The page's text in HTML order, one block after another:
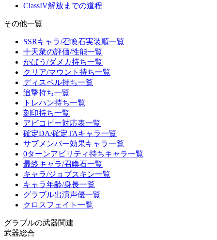
ClassIV解放までの道程
その他一覧
SSRキャラ/召喚石実装順一覧
十天衆の評価/性能一覧
かばう/ダメカ持ち一覧
クリア/マウント持ち一覧
ディスペル持ち一覧
追撃持ち一覧
トレハン持ち一覧
刻印持ち一覧
アビコピー対応表一覧
確定DA/確定TAキャラ一覧
サブメンバー効果キャラ一覧
0ターンアビリティ持ちキャラ一覧
最終キャラ/召喚石一覧
キャラ/ジョブスキン一覧
キャラ年齢/身長一覧
グラブル出演声優一覧
クロスフェイト一覧
グラブルの武器関連
武器総合